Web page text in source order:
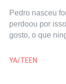
Pedro nasceu fora dos
perdoou por isso,
gosto, o que
escola, contudo ficar ele significa abrir
popularidade,
YA/TEEN